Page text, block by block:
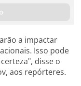
a impactar
Isso pode
disse o
aos repórteres.